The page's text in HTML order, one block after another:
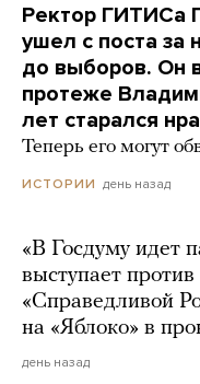
Ректор ГИТИСа
ушел с поста за
до выборов. Он
протеже
лет старался
Теперь его могут
ИСТОРИИ день назад
«В Госдуму идет
выступает
«Справедливой
на «Яблоко» в
день назад